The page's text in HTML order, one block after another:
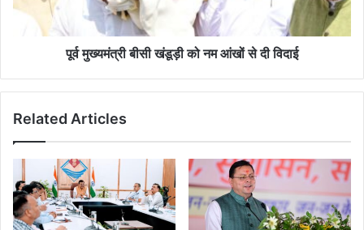
त
श्र
द्धां
ज
म
दी
वि
दा
पूर्व मुख्यमंत्री बीसी खंडूड़ी को नम आंखों से दी विदाई
Related Articles